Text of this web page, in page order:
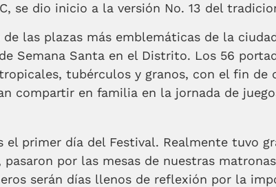
se dio inicio a la versión No. 13 del
las plazas más emblemáticas de la
Semana Santa en el Distrito. Los 56
tubérculos y granos, con el fin
compartir en familia en la jornada de
el primer día del Festival. Realmente tuvo
por las mesas de nuestras
serán días llenos de reflexión por la